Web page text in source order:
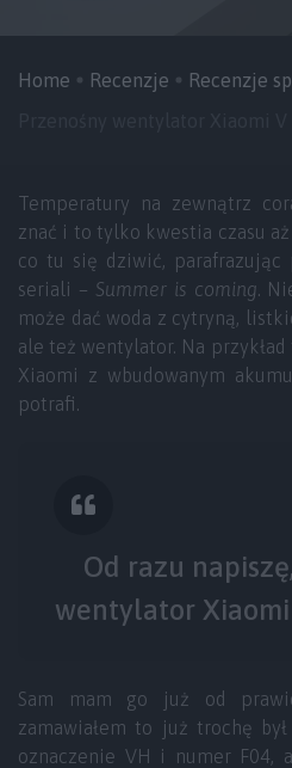
Home Recenzje
Recenzje
Temperatury na zewnątrz
znać i to tylko kwestia czasu
co tu się dziwić, parafrazując
seriali – Summer is coming.
może dać woda z cytryną,
ale też wentylator. Na
Xiaomi z wbudowanym
potrafi.
Od razu
wentylator
Sam mam go już od
zamawiałem to już trochę
oznaczenie VH i numer F04,